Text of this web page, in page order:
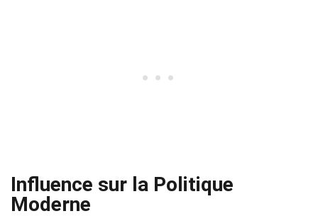
Influence sur la Politique
Moderne